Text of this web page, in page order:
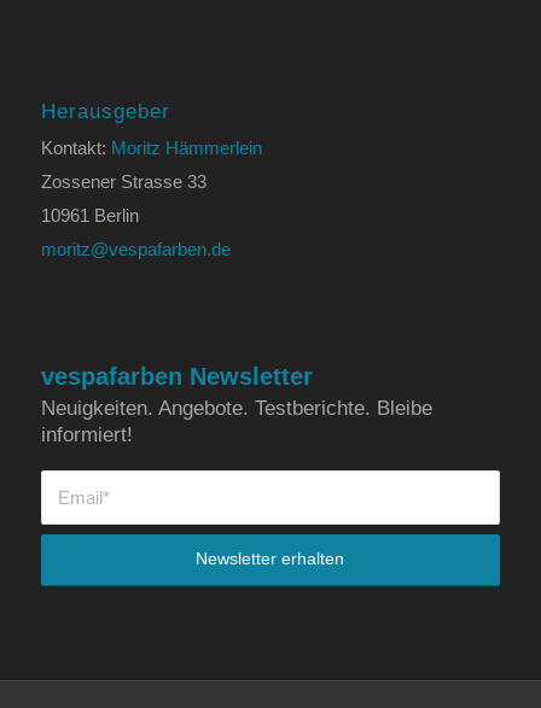
Herausgeber
Kontakt: Moritz Hämmerlein
Zossener Strasse 33
10961 Berlin
moritz@vespafarben.de
vespafarben Newsletter
Neuigkeiten. Angebote. Testberichte. Bleibe
informiert!